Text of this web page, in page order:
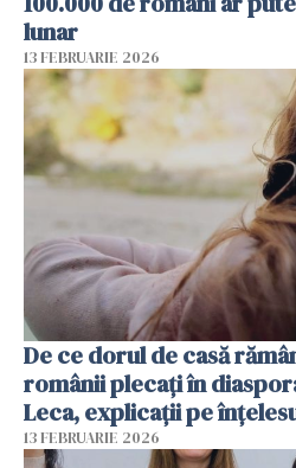
lunar
13 FEBRUARIE 2026
De ce dorul de casă
românii plecați în
Leca, explicații pe
13 FEBRUARIE 2026